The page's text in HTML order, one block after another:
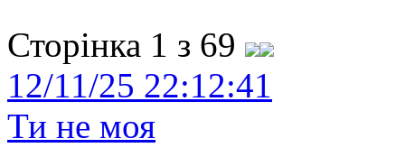
Сторінка 1 з 69
12/11/25 22:12:41
Ти не моя